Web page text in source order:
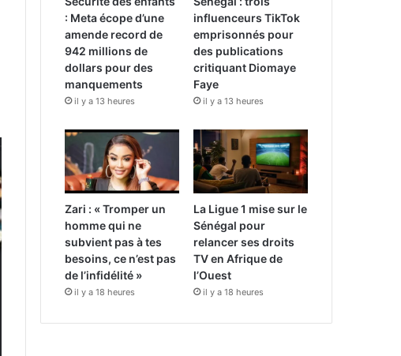
: Meta écope d’une
amende record de
942 millions de
dollars pour des
manquements
il y a 13 heures
influenceurs TikTok
emprisonnés pour
des publications
critiquant Diomaye
Faye
il y a 13 heures
Zari : « Tromper un
homme qui ne
subvient pas à tes
besoins, ce n’est pas
de l’infidélité »
il y a 18 heures
La Ligue 1 mise sur le
Sénégal pour
relancer ses droits
TV en Afrique de
l’Ouest
il y a 18 heures